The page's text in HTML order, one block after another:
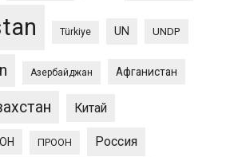
Türkiye UN UNDP
Азербайджан Афганистан
Китай
ПРООН Россия